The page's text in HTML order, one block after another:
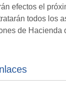
efectos el
todos los
de Hacienda